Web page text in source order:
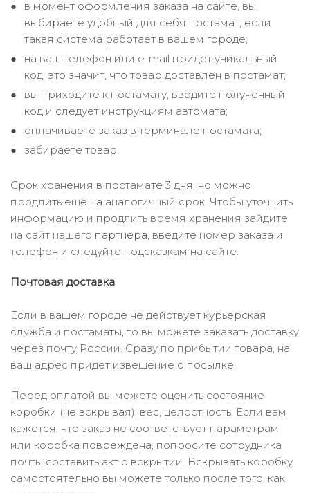
в момент оформления заказа на сайте, вы
выбираете удобный для себя постамат, если
такая система работает в вашем городе;
на ваш телефон или e-mail придет уникальный
код, это значит, что товар доставлен в постамат;
вы приходите к постамату, вводите полученный
код и следует инструкциям автомата;
оплачиваете заказ в терминале постамата;
забираете товар.
Срок хранения в постамате 3 дня, но можно
продлить ещё на аналогичный срок. Чтобы уточнить
информацию и продлить время хранения зайдите
на сайт нашего партнера, введите номер заказа и
телефон и следуйте подсказкам на сайте.
Почтовая доставка
Если в вашем городе не действует курьерская
служба и постаматы, то вы можете заказать доставку
через почту России. Сразу по прибытии товара, на
ваш адрес придет извещение о посылке.
Перед оплатой вы можете оценить состояние
коробки (не вскрывая): вес, целостность. Если вам
кажется, что заказ не соответствует параметрам
или коробка повреждена, попросите сотрудника
почты составить акт о вскрытии. Вскрывать коробку
самостоятельно вы можете только после того, как